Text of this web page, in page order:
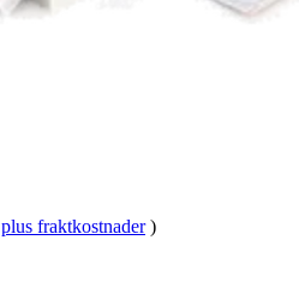
plus fraktkostnader )